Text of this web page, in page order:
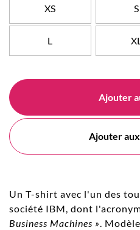
XS S
L
Ajouter
Ajouter
Un T-shirt avec l'un des
société IBM, dont
Business Machines ».